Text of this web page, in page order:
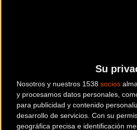
Su
Nosotros y nuestros 1538 socios
y procesamos datos personales,
para publicidad y contenido
desarrollo de servicios. Con su
geográfica precisa e identificación
para la práctica del
de Bizkaia.